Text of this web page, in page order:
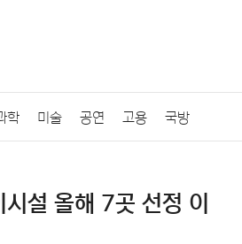
학 미술 공연 고용 국방
상 주식 암호화폐 블록체인
설 올해 7곳 선정 이